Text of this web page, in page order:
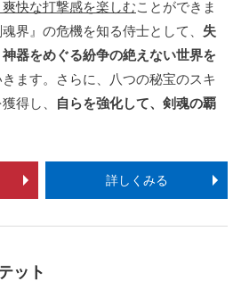
快な打撃感を楽しむことができま
界』の危機を知る侍士として、 失
器をめぐる紛争の絶えない世界を
きます。さらに、八つの秘宝のスキ
得し、
自らを強化して、剣魂の覇
詳しくみる
ット